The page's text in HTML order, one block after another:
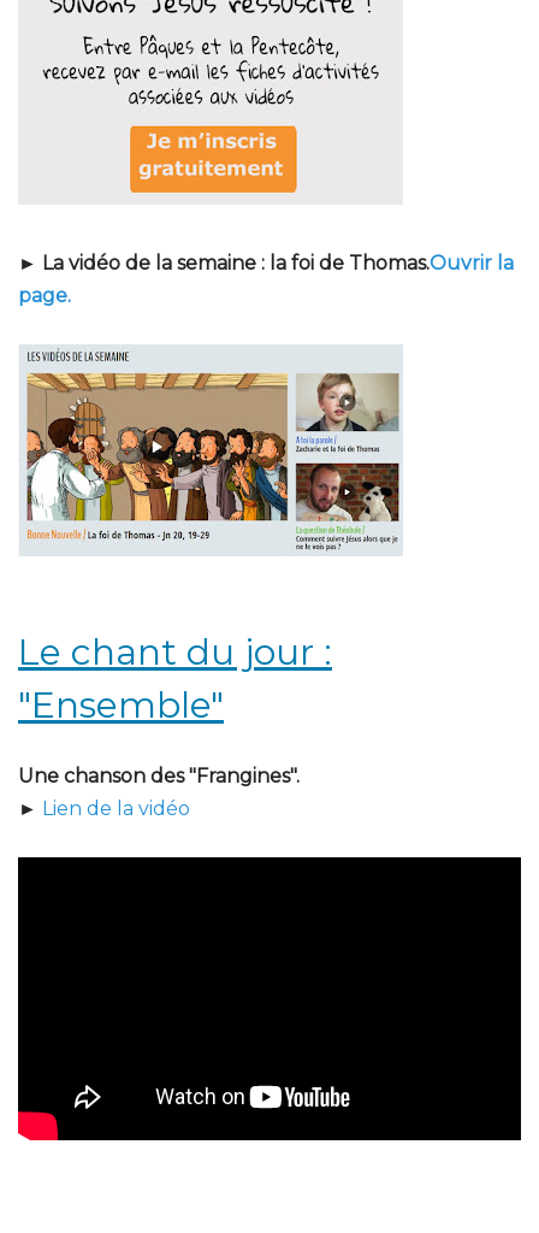
► La vidéo de la semaine : la foi de Thomas.Ouvrir la
page.
Le chant du jour :
"Ensemble"
Une chanson des "Frangines".
► Lien de la vidéo